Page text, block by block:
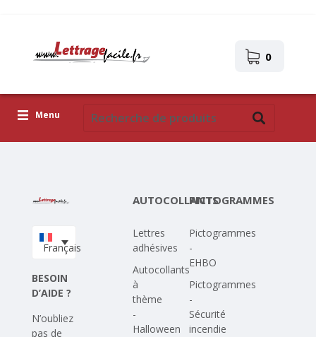
0
Menu
Téléchargez votre propre conception
Français
BESOIN
D’AIDE ?
N’oubliez
pas de
AUTOCOLLANTS
Lettres
adhésives
Autocollants
à
thème
-
Halloween
PICTOGRAMMES
Pictogrammes
-
EHBO
Pictogrammes
-
Sécurité
incendie